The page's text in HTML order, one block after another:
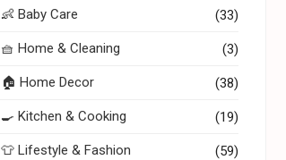
👶 Baby Care (33)
🧺 Home & Cleaning (3)
🏠 Home Decor (38)
🍳 Kitchen & Cooking (19)
👕 Lifestyle & Fashion (59)